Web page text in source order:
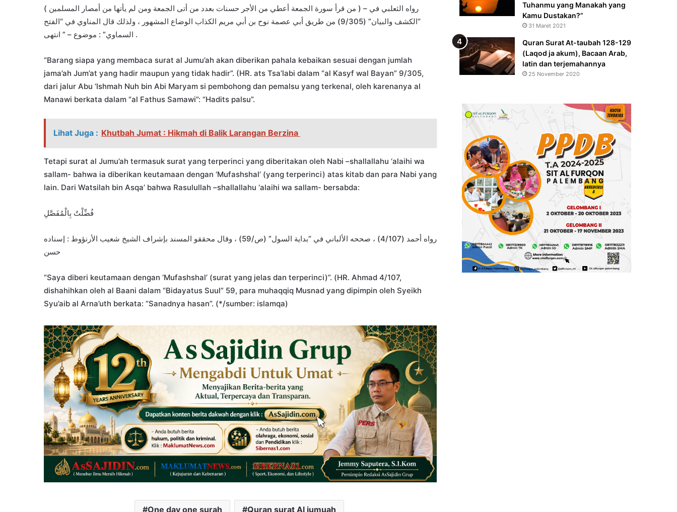
( من قرأ سورة الجمعة أعطي من الأجر حسنات بعدد من أتى الجمعة ومن لم يأتها من أمصار المسلمين ) – رواه الثعلبي في
“الكشف والبيان” (9/305) من طريق أبي عصمة نوح بن أبي مريم الكذاب الوضاع المشهور ، ولذلك قال المناوي في “الفتح
السماوي” : موضوع – ” انتهى .
“Barang siapa yang membaca surat al Jumu’ah akan diberikan pahala kebaikan sesuai dengan jumlah
jama’ah Jum’at yang hadir maupun yang tidak hadir”. (HR. ats Tsa’labi dalam “al Kasyf wal Bayan” 9/305,
dari jalur Abu ‘Ishmah Nuh bin Abi Maryam si pembohong dan pemalsu yang terkenal, oleh karenanya al
Manawi berkata dalam “al Fathus Samawi”: “Hadits palsu”.
Lihat Juga : Khutbah Jumat : Hikmah di Balik Larangan Berzina
Tetapi surat al Jumu’ah termasuk surat yang terperinci yang diberitakan oleh Nabi –shallallahu ‘alaihi wa
sallam- bahwa ia diberikan keutamaan dengan ‘Mufashshal’ (yang terperinci) atas kitab dan para Nabi yang
lain. Dari Watsilah bin Asqa’ bahwa Rasulullah –shallallahu ‘alaihi wa sallam- bersabda:
فُضِّلْتُ بِالْمُفَصَّلِ
رواه أحمد (4/107) ، صححه الألباني في “بداية السول” (ص/59) ، وقال محققو المسند بإشراف الشيخ شعيب الأرنؤوط : إسناده
حسن
“Saya diberi keutamaan dengan ‘Mufashshal’ (surat yang jelas dan terperinci)”. (HR. Ahmad 4/107,
dishahihkan oleh al Baani dalam “Bidayatus Suul” 59, para muhaqqiq Musnad yang dipimpin oleh Syeikh
Syu’aib al Arna’uth berkata: “Sanadnya hasan”. (*/sumber: islamqa)
One day one surah Quran surat Al jumuah
Tuhanmu yang Manakah yang
Kamu Dustakan?”
31 Maret 2021
Quran Surat At-taubah 128-129
(Laqod ja akum), Bacaan Arab,
latin dan terjemahannya
25 November 2020